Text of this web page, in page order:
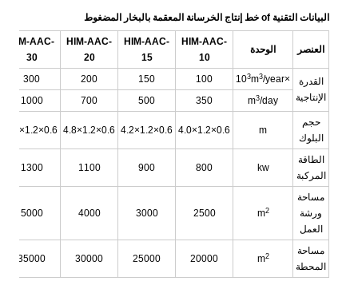
البيانات التقنية of خط إنتاج الخرسانة المعقمة بالبخار المضغوط
العنصر الوحدة
HIM-AAC-
10
HIM-AAC-
15
HIM-AAC-
20
HIM-AAC-
30
القدرة
الإنتاجية
×10
3m3/year
100
150
200
300
m3/day
350
500
700
1000
حجم
البلوك
m
4.0×1.2×0.6
4.2×1.2×0.6
4.8×1.2×0.6
6.0×1.2×0.6
الطاقة
المركبة
kw
800
900
1100
1300
مساحة
ورشة
العمل
m2
2500
3000
4000
5000
مساحة
المحطة
m2
20000
25000
30000
35000